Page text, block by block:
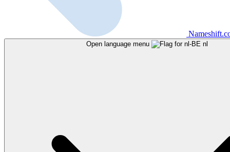
Open language menu nl